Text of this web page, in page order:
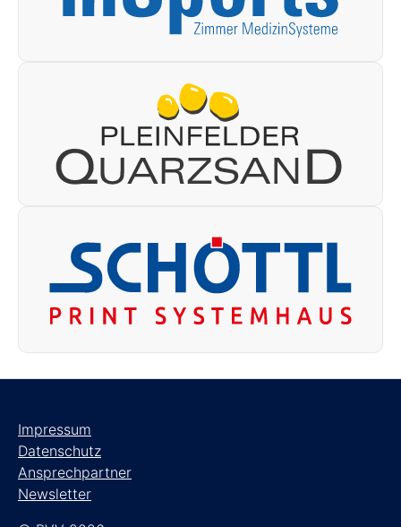
Impressum
Datenschutz
Ansprechpartner
Newsletter